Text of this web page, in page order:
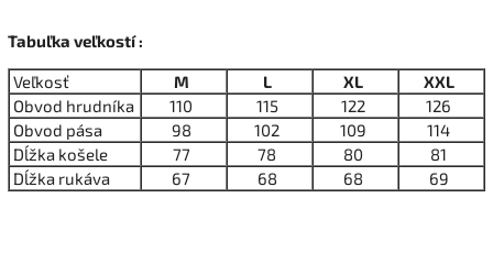
Tabuľka veľkostí :
Veľkosť M L XL
XXL
Obvod hrudníka
110 115 122
126
Obvod pása
98 102 109
114
Dĺžka košele
77 78 80
81
Dĺžka rukáva
67 68 68 69